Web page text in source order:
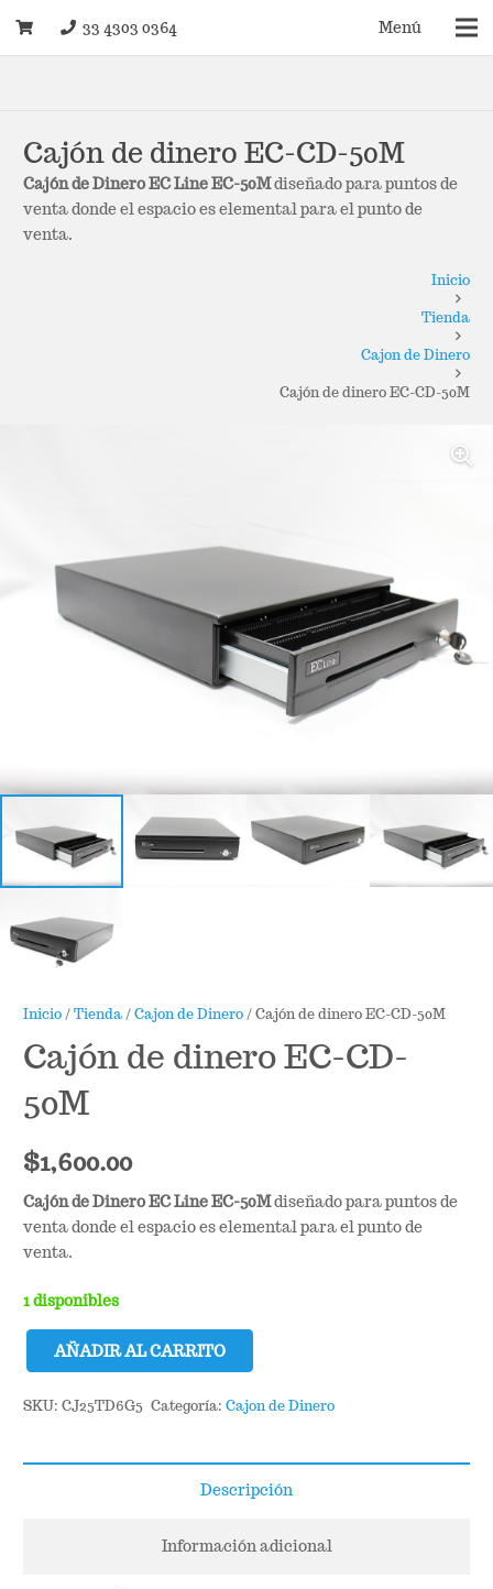
33 4303 0364 Menú
Cajón de dinero EC-CD-50M
Cajón de Dinero EC Line EC-50Mdiseñado para puntos de
venta donde el espacio es elemental para el punto de
venta.
Inicio
Tienda
Cajon de Dinero
Cajón de dinero EC-CD-50M
Inicio/Tienda/Cajon de Dinero/ Cajón de dinero EC-CD-50M
Cajón de dinero EC-CD-
50M
$1,600.00
Cajón de Dinero EC Line EC-50Mdiseñado para puntos de
venta donde el espacio es elemental para el punto de
venta.
1 disponibles
Cajón
dinero
CD-
AÑADIR AL CARRITO
SKU: CJ25TD6G5 Categoría:Cajon de Dinero
Descripción
Información adicional